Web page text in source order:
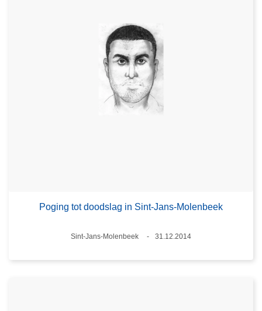
Poging tot doodslag in Sint-Jans-Molenbeek
Plaats
Sint-Jans-Molenbeek
31.12.2014